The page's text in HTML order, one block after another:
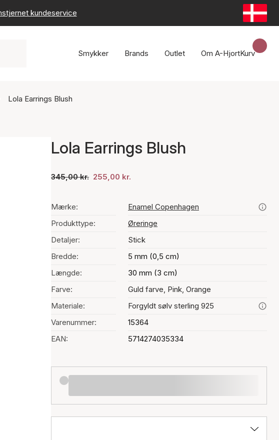
kundeservice
Smykker Brands Outlet Om A-HjortKurv
Lola Earrings Blush
Lola Earrings Blush
345,00 kr. 255,00 kr.
Mærke:
Enamel Copenhagen
Produkttype:
Øreringe
Detaljer:
Stick
Bredde:
5 mm (0,5 cm)
Længde:
30 mm (3 cm)
Farve:
Guld farve, Pink, Orange
Materiale:
Forgyldt sølv sterling 925
Varenummer:
15364
EAN:
5714274035334